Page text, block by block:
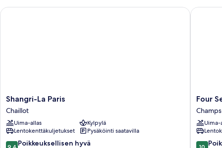
Shangri-
La
Paris
Chaillot
Shangri-La Paris
Chaillot
Uima-allas
Kylpylä
Lentokenttäkuljetukset
Pysäköinti saatavilla
9.4 Poikkeuksellisen hyvä
Shangri-La Paris
Four
Seasons
Hotel
George
V
Four
Uima-
10.0
Four